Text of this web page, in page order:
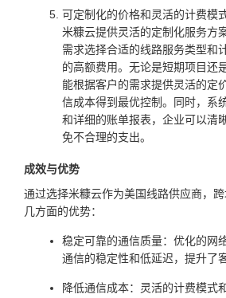
可定制化的价格和灵活的计费模
米糠云提供灵活的定制化服务方
需求选择合适的线路服务类型和
的高额费用。无论是短期项目还
能根据客户的需求提供灵活的定
信成本得到最优控制。同时，系
和详细的账单报表，企业可以清
免不合理的支出。
成效与优势
通过选择米糠云作为美国线路供应商，
几方面的优势：
稳定可靠的通信质量：优化的网
通信的稳定性和低延迟，提升了
降低通信成本：灵活的计费模式